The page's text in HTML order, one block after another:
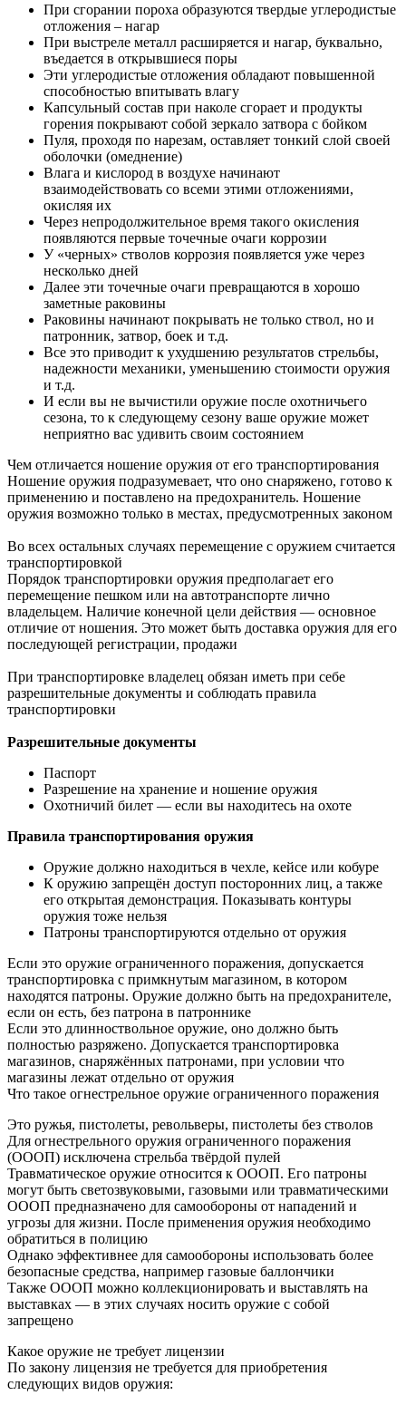
При сгорании пороха образуются твердые углеродистые
отложения – нагар
При выстреле металл расширяется и нагар, буквально,
въедается в открывшиеся поры
Эти углеродистые отложения обладают повышенной
способностью впитывать влагу
Капсульный состав при наколе сгорает и продукты
горения покрывают собой зеркало затвора с бойком
Пуля, проходя по нарезам, оставляет тонкий слой своей
оболочки (омеднение)
Влага и кислород в воздухе начинают
взаимодействовать со всеми этими отложениями,
окисляя их
Через непродолжительное время такого окисления
появляются первые точечные очаги коррозии
У «черных» стволов коррозия появляется уже через
несколько дней
Далее эти точечные очаги превращаются в хорошо
заметные раковины
Раковины начинают покрывать не только ствол, но и
патронник, затвор, боек и т.д.
Все это приводит к ухудшению результатов стрельбы,
надежности механики, уменьшению стоимости оружия
и т.д.
И если вы не вычистили оружие после охотничьего
сезона, то к следующему сезону ваше оружие может
неприятно вас удивить своим состоянием
Чем отличается ношение оружия от его транспортирования
Ношение оружия подразумевает, что оно снаряжено, готово к
применению и поставлено на предохранитель. Ношение
оружия возможно только в местах, предусмотренных законом
Во всех остальных случаях перемещение с оружием считается
транспортировкой
Порядок транспортировки оружия предполагает его
перемещение пешком или на автотранспорте лично
владельцем. Наличие конечной цели действия — основное
отличие от ношения. Это может быть доставка оружия для его
последующей регистрации, продажи
При транспортировке владелец обязан иметь при себе
разрешительные документы и соблюдать правила
транспортировки
Разрешительные документы
Паспорт
Разрешение на хранение и ношение оружия
Охотничий билет — если вы находитесь на охоте
Правила транспортирования оружия
Оружие должно находиться в чехле, кейсе или кобуре
К оружию запрещён доступ посторонних лиц, а также
его открытая демонстрация. Показывать контуры
оружия тоже нельзя
Патроны транспортируются отдельно от оружия
Если это оружие ограниченного поражения, допускается
транспортировка с примкнутым магазином, в котором
находятся патроны. Оружие должно быть на предохранителе,
если он есть, без патрона в патроннике
Если это длинноствольное оружие, оно должно быть
полностью разряжено. Допускается транспортировка
магазинов, снаряжённых патронами, при условии что
магазины лежат отдельно от оружия
Что такое огнестрельное оружие ограниченного поражения
Это ружья, пистолеты, револьверы, пистолеты без стволов
Для огнестрельного оружия ограниченного поражения
(ОООП) исключена стрельба твёрдой пулей
Травматическое оружие относится к ОООП. Его патроны
могут быть светозвуковыми, газовыми или травматическими
ОООП предназначено для самообороны от нападений и
угрозы для жизни. После применения оружия необходимо
обратиться в полицию
Однако эффективнее для самообороны использовать более
безопасные средства, например газовые баллончики
Также ОООП можно коллекционировать и выставлять на
выставках — в этих случаях носить оружие с собой
запрещено
Какое оружие не требует лицензии
По закону лицензия не требуется для приобретения
следующих видов оружия: